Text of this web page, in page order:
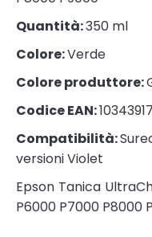
Quantità:350 ml
Colore:Verde
Colore produttore:
Codice EAN:
Compatibilità:
versioni Violet
Epson Tanica
P6000 P7000 P8000